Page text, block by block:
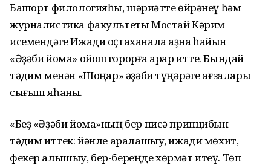
Башҡорт филологияһы, шәрҡиәтте өйрәнеү һәм
журналистика факультеты Мостай Кәрим
исемендәге Ижади оҫтаханала аҙна һайын
«Әҙәби йома» ойошторорға ҡарар итте. Бындай
тәҡдим менән «Шоңҡар» әҙәби түңәрәге ағзалары
сығыш яһаны.
«Беҙ «Әҙәби йома»ның бер нисә принцибын
тәҡдим иттек: йәнле аралашыу, ижади мөхит,
фекер алышыу, бер-береңде хөрмәт итеү. Төп